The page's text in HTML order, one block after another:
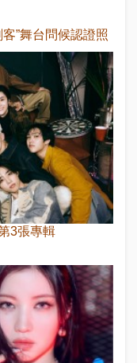
”舞台問候認證照
3張專輯